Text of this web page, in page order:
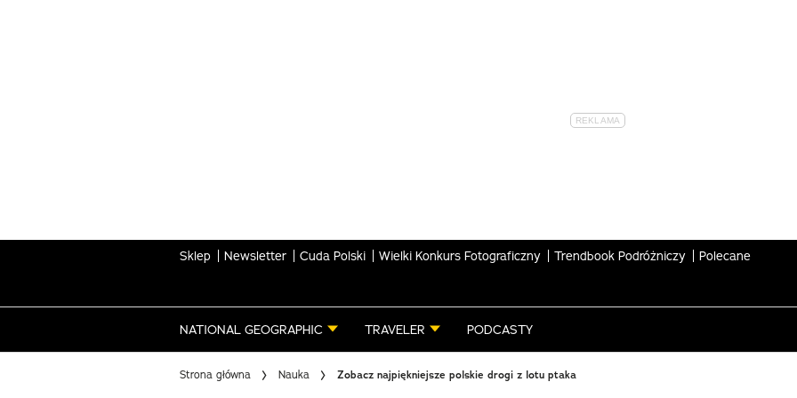
Sklep Newsletter Cuda Polski Wielki Konkurs Fotograficzny Trendbook Podróżniczy Polecane
NATIONAL GEOGRAPHIC TRAVELER PODCASTY
Strona główna Nauka Zobacz najpiękniejsze polskie drogi z lotu ptaka